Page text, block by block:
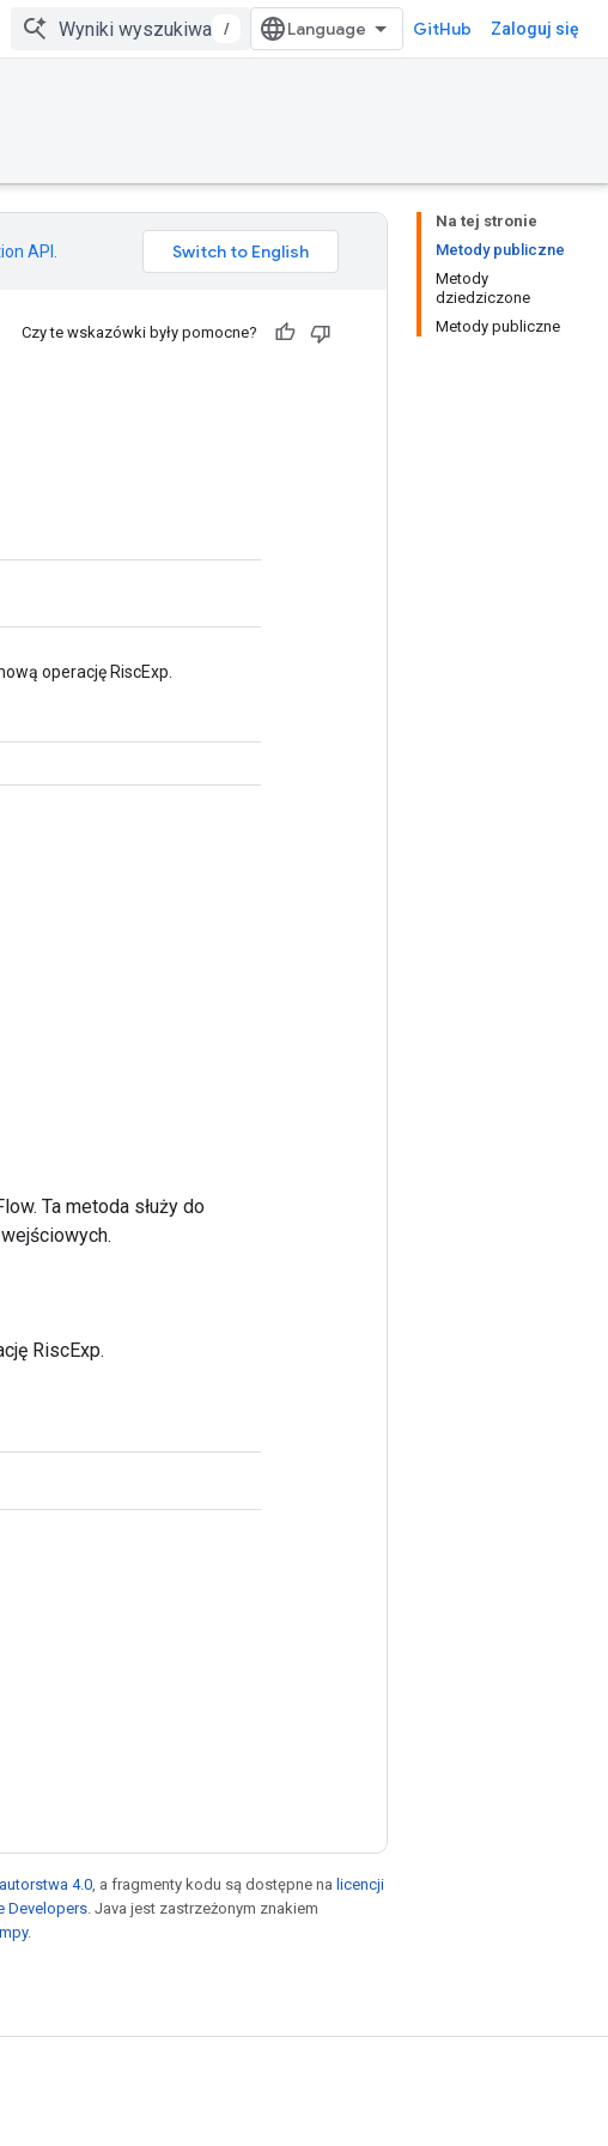
/ GitHub Zaloguj się
Na tej stronie
Metody publiczne
Metody
dziedziczone
Metody publiczne
API
Czy te wskazówki były pomocne?
operację RiscExp.
Ta metoda służy do
RiscExp.
4.0 , a fragmenty kodu są dostępne na licencji
Developers . Java jest zastrzeżonym znakiem
.